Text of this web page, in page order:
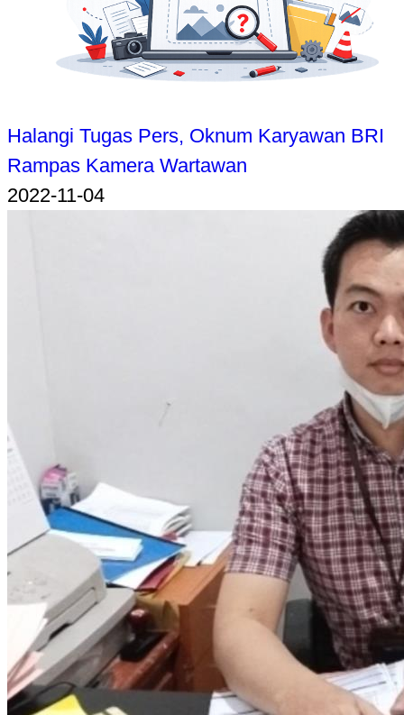
Halangi Tugas Pers, Oknum Karyawan BRI
Rampas Kamera Wartawan
2022-11-04